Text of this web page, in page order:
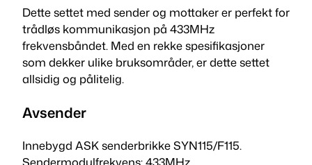
r
o
g
m
o
a
e
r
Dette settet med sender og mottaker er perfekt for
trådløs kommunikasjon på 433MHz
frekvensbåndet. Med en rekke spesifikasjoner
som dekker ulike bruksområder, er dette settet
allsidig og pålitelig.
Avsender
Innebygd ASK senderbrikke SYN115/F115.
Sendermodulfrekvens: 433MHz.